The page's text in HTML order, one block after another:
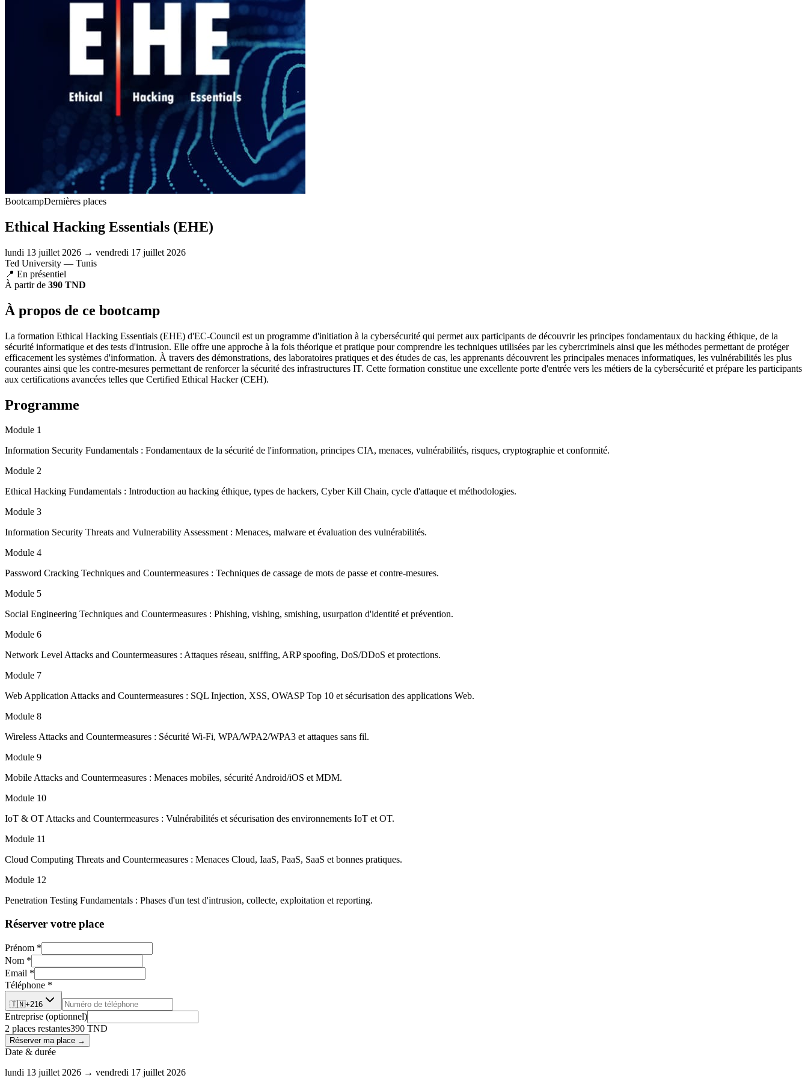
BootcampDernières places
Ethical Hacking Essentials (EHE)
lundi 13 juillet 2026 → vendredi 17 juillet 2026
Ted University — Tunis
📍 En présentiel
À partir de 390 TND
À propos de ce bootcamp
La formation Ethical Hacking Essentials (EHE) d'EC-Council est un programme d'initiation à la cybersécurité qui permet aux participants de découvrir les principes fondamentaux du hacking éthique, de la
sécurité informatique et des tests d'intrusion. Elle offre une approche à la fois théorique et pratique pour comprendre les techniques utilisées par les cybercriminels ainsi que les méthodes permettant de protéger
efficacement les systèmes d'information. À travers des démonstrations, des laboratoires pratiques et des études de cas, les apprenants découvrent les principales menaces informatiques, les vulnérabilités les plus
courantes ainsi que les contre-mesures permettant de renforcer la sécurité des infrastructures IT. Cette formation constitue une excellente porte d'entrée vers les métiers de la cybersécurité et prépare les participants
aux certifications avancées telles que Certified Ethical Hacker (CEH).
Programme
Module 1
Information Security Fundamentals : Fondamentaux de la sécurité de l'information, principes CIA, menaces, vulnérabilités, risques, cryptographie et conformité.
Module 2
Ethical Hacking Fundamentals : Introduction au hacking éthique, types de hackers, Cyber Kill Chain, cycle d'attaque et méthodologies.
Module 3
Information Security Threats and Vulnerability Assessment : Menaces, malware et évaluation des vulnérabilités.
Module 4
Password Cracking Techniques and Countermeasures : Techniques de cassage de mots de passe et contre-mesures.
Module 5
Social Engineering Techniques and Countermeasures : Phishing, vishing, smishing, usurpation d'identité et prévention.
Module 6
Network Level Attacks and Countermeasures : Attaques réseau, sniffing, ARP spoofing, DoS/DDoS et protections.
Module 7
Web Application Attacks and Countermeasures : SQL Injection, XSS, OWASP Top 10 et sécurisation des applications Web.
Module 8
Wireless Attacks and Countermeasures : Sécurité Wi-Fi, WPA/WPA2/WPA3 et attaques sans fil.
Module 9
Mobile Attacks and Countermeasures : Menaces mobiles, sécurité Android/iOS et MDM.
Module 10
IoT & OT Attacks and Countermeasures : Vulnérabilités et sécurisation des environnements IoT et OT.
Module 11
Cloud Computing Threats and Countermeasures : Menaces Cloud, IaaS, PaaS, SaaS et bonnes pratiques.
Module 12
Penetration Testing Fundamentals : Phases d'un test d'intrusion, collecte, exploitation et reporting.
Réserver votre place
Prénom *
Nom *
Email *
Téléphone *
🇹🇳+216
Entreprise (optionnel)
2 places restantes390 TND
Réserver ma place →
Date & durée
lundi 13 juillet 2026 → vendredi 17 juillet 2026